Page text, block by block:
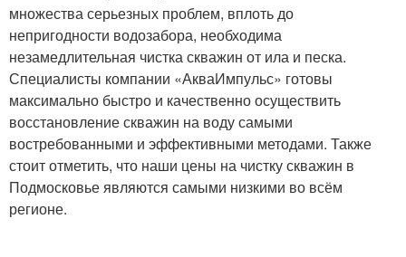
множества серьезных проблем, вплоть до
непригодности водозабора, необходима
незамедлительная чистка скважин от ила и песка.
Специалисты компании «АкваИмпульс» готовы
максимально быстро и качественно осуществить
восстановление скважин на воду самыми
востребованными и эффективными методами. Также
стоит отметить, что наши цены на чистку скважин в
Подмосковье являются самыми низкими во всём
регионе.